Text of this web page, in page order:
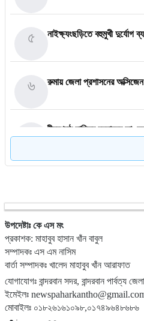
নাইক্ষ্যংছড়িতে বহুমুখী দুর্যোগ
৫
রুমায় জেলা প্রশাসনের অক্সিজেন
৬
বীরশ্রেষ্ঠ হামিদুর রহমানের
৭
বান্দরবানে অ্যাপেক্স ক্লাব অব
৯
জুলাই গণঅভ্যুত্থানের চেতনায়
১০
উপদেষ্টাঃ কে এস মং
প্রকাশক: মাহাবুব হাসান খাঁন বাবুল
সম্পাদকঃ এস এম নাসিম
বার্তা সম্পাদকঃ খালেদ মাহাবুব খাঁন আরাফাত
যোগাযোগঃ বান্দরবান সদর, বান্দরবান পার্বত্য
ইমেইলঃ
মোবাইলঃ ০১৮২৬১৬১০৯৮,০১৭৪৯৬৪৮৬৮৬